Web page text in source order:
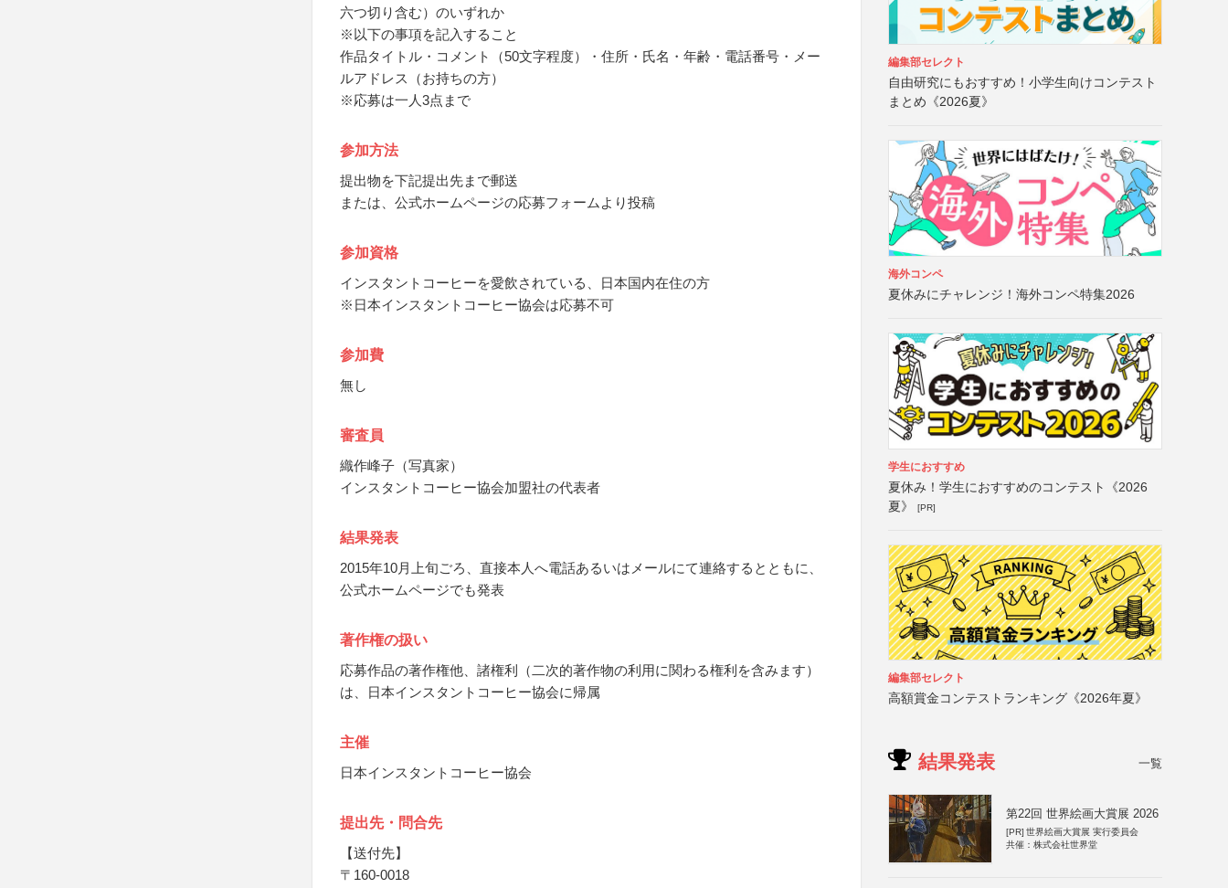
六つ切り含む）のいずれか
※以下の事項を記入すること
作品タイトル・コメント（50文字程度）・住所・氏名・年齢・電話番号・メー
ルアドレス（お持ちの方）
※応募は一人3点まで
参加方法
提出物を下記提出先まで郵送
または、公式ホームページの応募フォームより投稿
参加資格
インスタントコーヒーを愛飲されている、日本国内在住の方
※日本インスタントコーヒー協会は応募不可
参加費
無し
審査員
織作峰子（写真家）
インスタントコーヒー協会加盟社の代表者
結果発表
2015年10月上旬ごろ、直接本人へ電話あるいはメールにて連絡するとともに、
公式ホームページでも発表
著作権の扱い
応募作品の著作権他、諸権利（二次的著作物の利用に関わる権利を含みます）
は、日本インスタントコーヒー協会に帰属
主催
日本インスタントコーヒー協会
提出先・問合先
【送付先】
〒160-0018
編集部セレクト
自由研究にもおすすめ！小学生向けコンテスト
まとめ《2026夏》
海外コンペ
夏休みにチャレンジ！海外コンペ特集2026
学生におすすめ
夏休み！学生におすすめのコンテスト《2026
夏》
[PR]
編集部セレクト
高額賞金コンテストランキング《2026年夏》
結果発表 一覧
第22回 世界絵画大賞展 2026
[PR] 世界絵画大賞展 実行委員会
共催：株式会社世界堂